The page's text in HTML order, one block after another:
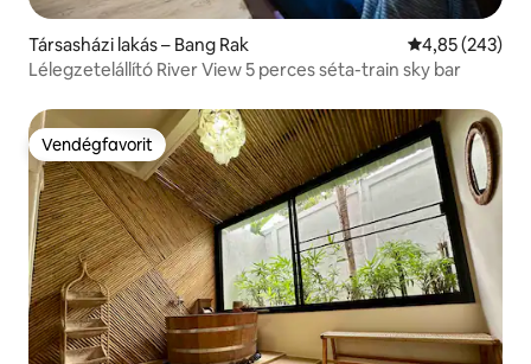
Társasházi lakás – Bang Rak Átlagos
4,85 (243)
Lélegzetelállító River View 5 perces séta-train sky bar
Vendégfavorit
Vendégfavorit